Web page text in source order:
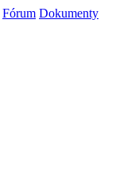
Fórum Dokumenty